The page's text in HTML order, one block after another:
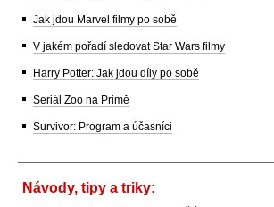
Jak jdou Marvel filmy po sobě
V jakém pořadí sledovat Star Wars filmy
Harry Potter: Jak jdou díly po sobě
Seriál Zoo na Primě
Survivor: Program a účasníci
Návody, tipy a triky: